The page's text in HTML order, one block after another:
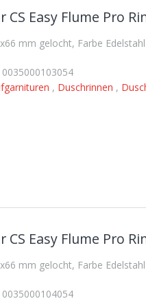
CS Easy Flume Pro
mm gelocht, Farbe
0035000103054
, Duschrinnen ,
CS Easy Flume Pro
mm gelocht, Farbe
0035000104054